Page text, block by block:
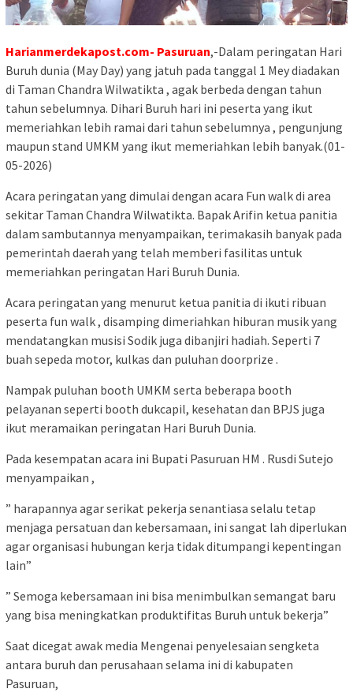
Harianmerdekapost.com- Pasuruan,-Dalam peringatan Hari
Buruh dunia (May Day) yang jatuh pada tanggal 1 Mey diadakan
di Taman Chandra Wilwatikta , agak berbeda dengan tahun
tahun sebelumnya. Dihari Buruh hari ini peserta yang ikut
memeriahkan lebih ramai dari tahun sebelumnya , pengunjung
maupun stand UMKM yang ikut memeriahkan lebih banyak.(01-
05-2026)
Acara peringatan yang dimulai dengan acara Fun walk di area
sekitar Taman Chandra Wilwatikta. Bapak Arifin ketua panitia
dalam sambutannya menyampaikan, terimakasih banyak pada
pemerintah daerah yang telah memberi fasilitas untuk
memeriahkan peringatan Hari Buruh Dunia.
Acara peringatan yang menurut ketua panitia di ikuti ribuan
peserta fun walk , disamping dimeriahkan hiburan musik yang
mendatangkan musisi Sodik juga dibanjiri hadiah. Seperti 7
buah sepeda motor, kulkas dan puluhan doorprize .
Nampak puluhan booth UMKM serta beberapa booth
pelayanan seperti booth dukcapil, kesehatan dan BPJS juga
ikut meramaikan peringatan Hari Buruh Dunia.
Pada kesempatan acara ini Bupati Pasuruan HM . Rusdi Sutejo
menyampaikan ,
” harapannya agar serikat pekerja senantiasa selalu tetap
menjaga persatuan dan kebersamaan, ini sangat lah diperlukan
agar organisasi hubungan kerja tidak ditumpangi kepentingan
lain”
” Semoga kebersamaan ini bisa menimbulkan semangat baru
yang bisa meningkatkan produktifitas Buruh untuk bekerja”
Saat dicegat awak media Mengenai penyelesaian sengketa
antara buruh dan perusahaan selama ini di kabupaten
Pasuruan,